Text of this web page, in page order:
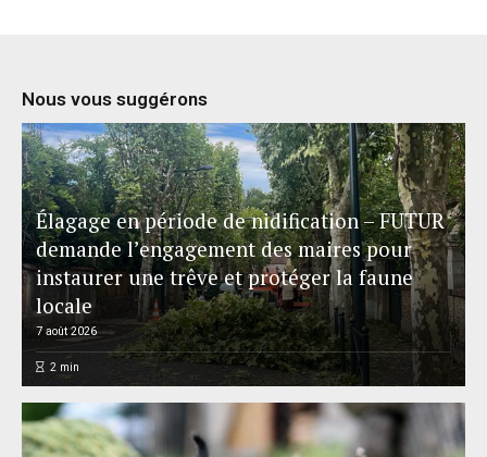
Nous vous suggérons
Élagage en période de nidification – FUTUR
demande l’engagement des maires pour
instaurer une trêve et protéger la faune
locale
7 août 2026
2 min